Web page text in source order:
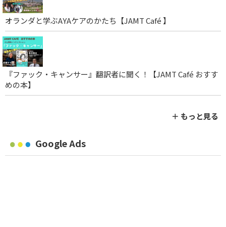
オランダと学ぶAYAケアのかたち【JAMT Café 】
『ファック・キャンサー』翻訳者に聞く！【JAMT Café おすす
めの本】
＋ もっと見る
Google Ads